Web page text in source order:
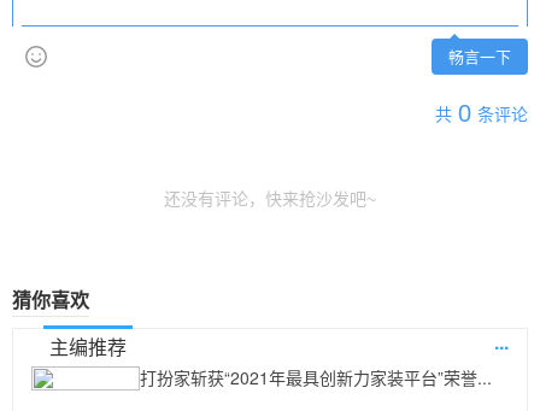
畅言一下
共 0 条评论
还没有评论，快来抢沙发吧~
猜你喜欢
主编推荐
...
打扮家斩获“2021年最具创新力家装平台”荣誉...